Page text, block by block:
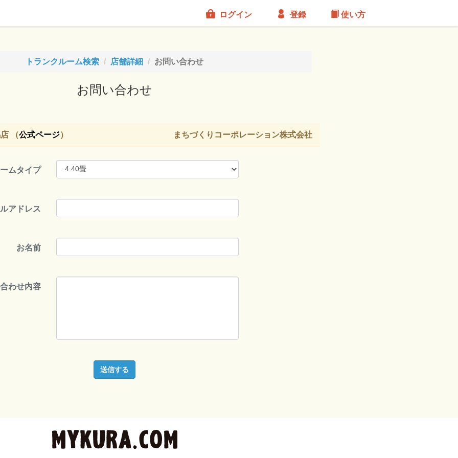
ログイン 登録 使い方
トランクルーム検索 店舗詳細 お問い合わせ
お問い合わせ
（公式ページ） まちづくりコーポレーション株式会社
ムタイプ
アドレス
お名前
わせ内容
送信する